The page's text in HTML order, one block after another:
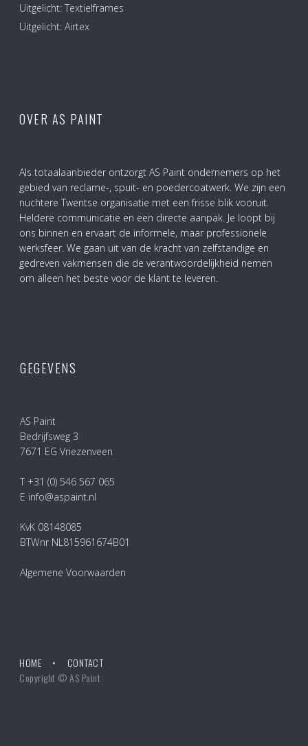
Uitgelicht: Textielframes
Uitgelicht: Airtex
OVER AS PAINT
Als totaalaanbieder ontzorgt AS Paint ondernemers op het
gebied van reclame-, spuit- en poedercoatwerk. We zijn een
nuchtere Twentse organisatie met een frisse blik vooruit.
Heldere communicatie en een directe aanpak. Je loopt bij
ons binnen en ervaart de informele, maar professionele
werksfeer. We gaan uit van de kracht van zelfstandige en
gedreven vakmensen die de verantwoordelijkheid nemen
om alleen het beste voor de klant te leveren.
GEGEVENS
AS Paint
Bedrijfsweg 3
7671 EG Vriezenveen
T +31 (0) 546 567 065
E info@aspaint.nl
KvK 08148085
BTWnr NL815961674B01
Algemene Voorwaarden
HOME
CONTACT
Copyright © AS Paint